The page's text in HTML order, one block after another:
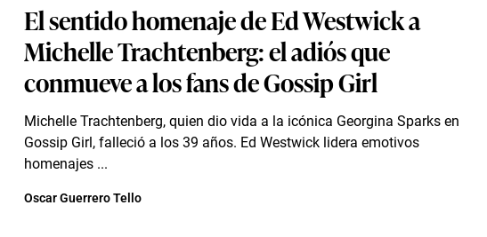
El sentido homenaje de Ed Westwick a
Michelle Trachtenberg: el adiós que
conmueve a los fans de Gossip Girl
Michelle Trachtenberg, quien dio vida a la icónica Georgina Sparks en
Gossip Girl, falleció a los 39 años. Ed Westwick lidera emotivos
homenajes ...
Oscar Guerrero Tello